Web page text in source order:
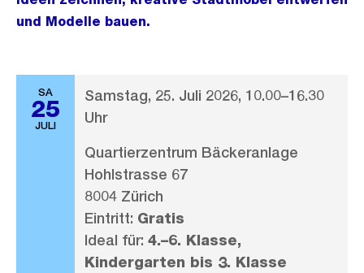
und Modelle bauen.
SA
25
JULI
Samstag, 25. Juli 2026, 10.00–16.30
Uhr
Quartierzentrum Bäckeranlage
Hohlstrasse 67
8004 Zürich
Eintritt: Gratis
Ideal für: 4.–6. Klasse,
Kindergarten bis 3. Klasse